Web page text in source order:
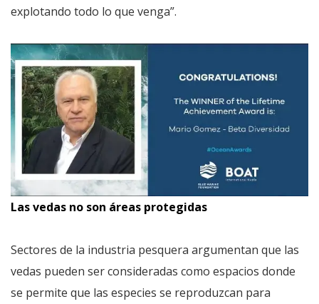
explotando todo lo que venga”.
Las vedas no son áreas protegidas
Sectores de la industria pesquera argumentan que las
vedas pueden ser consideradas como espacios donde
se permite que las especies se reproduzcan para